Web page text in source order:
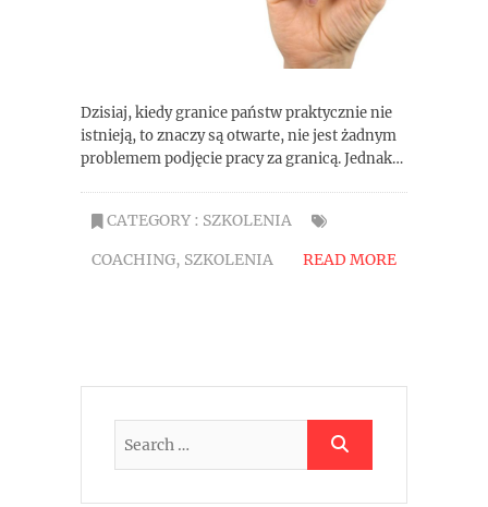
Dzisiaj, kiedy granice państw praktycznie nie
istnieją, to znaczy są otwarte, nie jest żadnym
problemem podjęcie pracy za granicą. Jednak…
CATEGORY : SZKOLENIA
COACHING, SZKOLENIA READ MORE